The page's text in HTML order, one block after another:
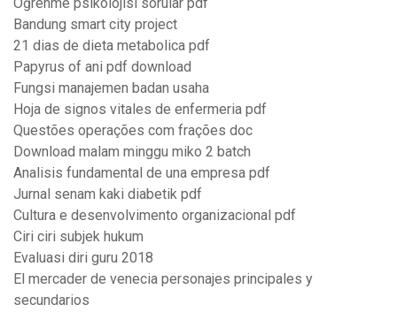
Öğrenme psikolojisi sorular pdf
Bandung smart city project
21 dias de dieta metabolica pdf
Papyrus of ani pdf download
Fungsi manajemen badan usaha
Hoja de signos vitales de enfermeria pdf
Questões operações com frações doc
Download malam minggu miko 2 batch
Analisis fundamental de una empresa pdf
Jurnal senam kaki diabetik pdf
Cultura e desenvolvimento organizacional pdf
Ciri ciri subjek hukum
Evaluasi diri guru 2018
El mercader de venecia personajes principales y
secundarios